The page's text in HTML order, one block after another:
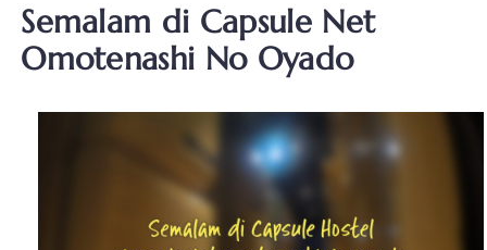
Semalam di Capsule Net
Omotenashi No Oyado